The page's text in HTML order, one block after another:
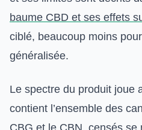
baume CBD et ses effets
ciblé, beaucoup moins
généralisée.
Le spectre du produit joue
contient l’ensemble des
CBG et le CBN, censés se